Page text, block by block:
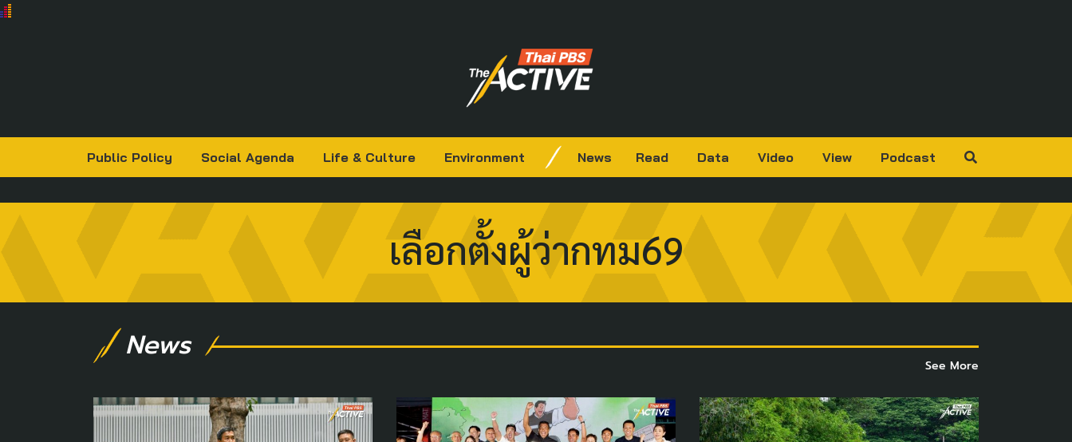
Public Policy Social Agenda Life & Culture Environment News Read Data Video View Podcast
เลือกตั้งผู้ว่ากทม69
News
See More